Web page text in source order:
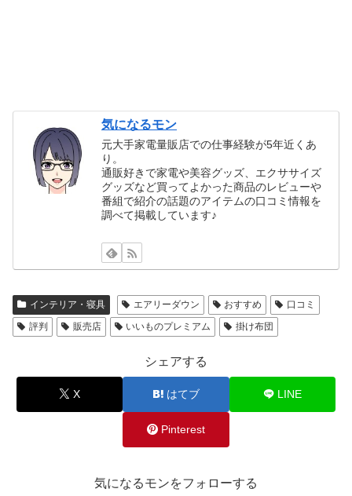
気になるモン
元大手家電量販店での仕事経験が5年近くあ
り。
通販好きで家電や美容グッズ、エクササイズ
グッズなど買ってよかった商品のレビューや
番組で紹介の話題のアイテムの口コミ情報を
調べて掲載しています♪
インテリア・寝具 エアリーダウン おすすめ
口コミ
評判
販売店 いいものプレミアム 掛け布団
シェアする
X はてブ LINE
Pinterest
気になるモンをフォローする